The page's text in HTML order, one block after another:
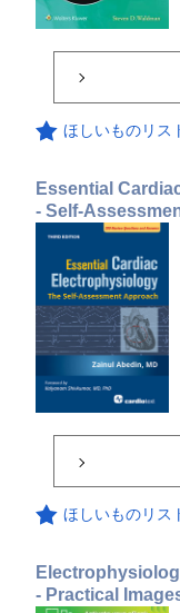
ほしいものリス
Essential
- Self-
ほしいものリス
- Practical